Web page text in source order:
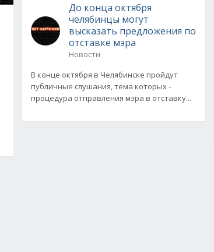
До конца октября
челябинцы могут
высказать предложения по
отставке мэра
Новости
В конце октября в Челябинске пройдут
публичные слушания, тема которых -
процедура отправления мэра в отставку...